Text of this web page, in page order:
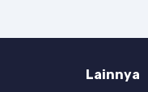
Lainnya